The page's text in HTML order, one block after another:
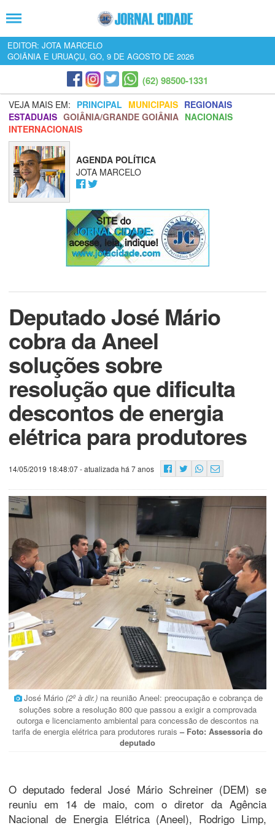
EDITOR: JOTA MARCELO
GOIÂNIA E URUAÇU, GO, 9 DE AGOSTO DE 2026
(62) 98500-1331
VEJA MAIS EM: PRINCIPAL MUNICIPAIS REGIONAIS
ESTADUAIS GOIÂNIA/GRANDE GOIÂNIA NACIONAIS
INTERNACIONAIS
AGENDA POLÍTICA
JOTA MARCELO
Deputado José Mário
cobra da Aneel
soluções sobre
resolução que dificulta
descontos de energia
elétrica para produtores
14/05/2019 18:48:07- atualizada há 7 anos
José Mário (2º à dir.) na reunião Aneel: preocupação e cobrança de
soluções sobre a resolução 800 que passou a exigir a comprovada
outorga e licenciamento ambiental para concessão de descontos na
tarifa de energia elétrica para produtores rurais – Foto: Assessoria do
deputado
O deputado federal José Mário Schreiner (DEM) se
reuniu em 14 de maio, com o diretor da Agência
Nacional de Energia Elétrica (Aneel), Rodrigo Limp,